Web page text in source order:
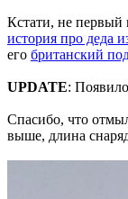
Кстати, не первый
история про деда
его британский
UPDATE:
Спасибо, что
выше, длина